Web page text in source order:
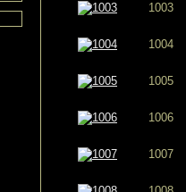
1003
1004
1005
1006
1007